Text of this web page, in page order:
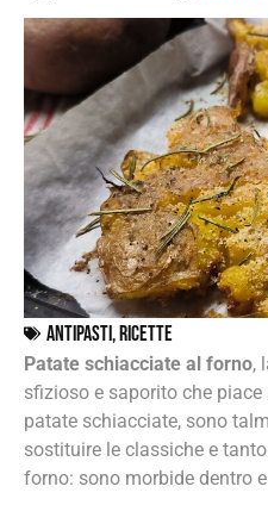
Antipasti,Ricette
Patate schiacciate al forno,
sfizioso e saporito che
patate schiacciate, sono
sostituire le classiche e
forno: sono morbide dentro